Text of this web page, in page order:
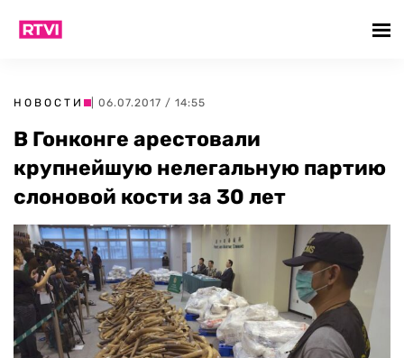
НОВОСТИ | 06.07.2017 / 14:55
В Гонконге арестовали
крупнейшую нелегальную партию
слоновой кости за 30 лет